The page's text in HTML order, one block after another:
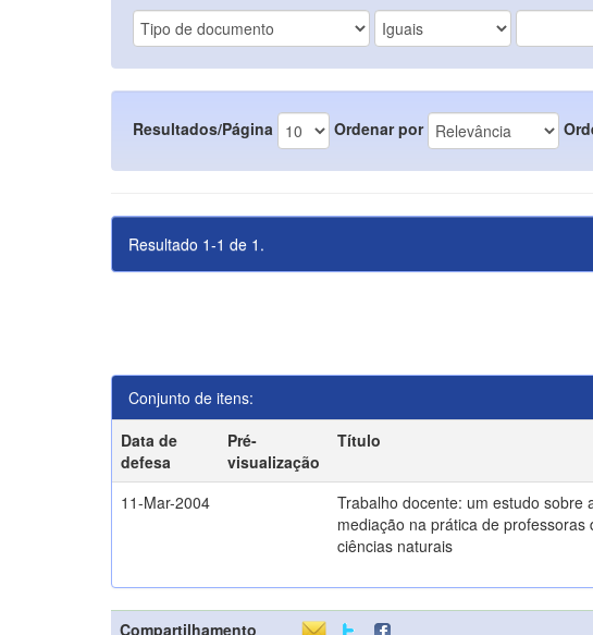
Resultados/Página Ordenar por
Resultado 1-1 de 1.
Conjunto de itens:
Data de
defesa
Pré-
visualização
Título
11-Mar-2004
Trabalho docente: um estudo sobre
mediação na prática de professoras
ciências naturais
Compartilhamento